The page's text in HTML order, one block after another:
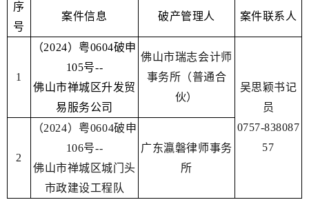
序
号
案件信息 破产管理人 案件联系人
1
（2024）粤0604破申
105号--
佛山市禅城区升发贸
易服务公司
佛山市瑞志会计师
事务所（普通合
伙）
吴思颖书记
员
0757-838087
57
2
（2024）粤0604破申
106号--
佛山市禅城区城门头
市政建设工程队
广东瀛磐律师事务
所